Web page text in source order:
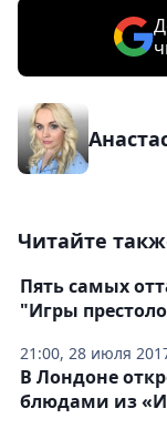
Читайте
21:00, 28 июля
Пять самых
"Игры
В Лондоне
блюдами из